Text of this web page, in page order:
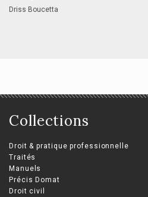
Driss Boucetta
Collections
Droit & pratique professionnelle
Traités
Manuels
Précis Domat
Droit civil